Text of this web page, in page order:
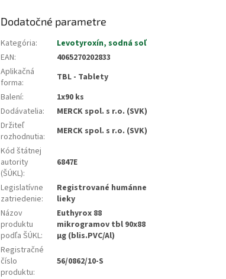
Dodatočné parametre
Kategória:
Levotyroxín, sodná soľ
EAN:
4065270202833
Aplikačná
forma:
TBL - Tablety
Balení:
1x90 ks
Dodávatelia:
MERCK spol. s r.o. (SVK)
Držiteľ
rozhodnutia:
MERCK spol. s r.o. (SVK)
Kód štátnej
autority
(ŠÚKL):
6847E
Legislatívne
zatriedenie:
Registrované humánne
lieky
Názov
produktu
podľa ŠÚKL:
Euthyrox 88
mikrogramov tbl 90x88
µg (blis.PVC/Al)
Registračné
číslo
produktu:
56/0862/10-S